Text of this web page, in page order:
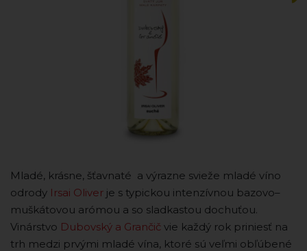
Mladé, krásne, šťavnaté a výrazne svieže mladé víno
odrody Irsai Oliver je s typickou intenzívnou bazovo–
muškátovou arómou a so sladkastou dochuťou.
Vinárstvo Dubovský a Grančič vie každý rok priniesť na
trh medzi prvými mladé vína, ktoré sú veľmi obľúbené